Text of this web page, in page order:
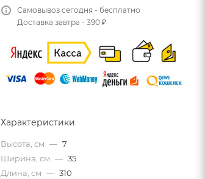
Самовывоз сегодня - бесплатно
Доставка завтра - 390 ₽
Характеристики
Высота, см — 7
Ширина, см — 35
Длина, см — 310